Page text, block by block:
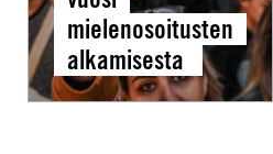
alkamisesta
mielenosoitusten
alkamisesta